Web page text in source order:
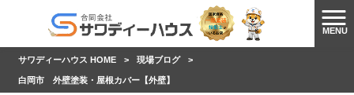
MENU
サワディーハウス HOME > 現場ブログ >
白岡市 外壁塗装・屋根カバー【外壁】